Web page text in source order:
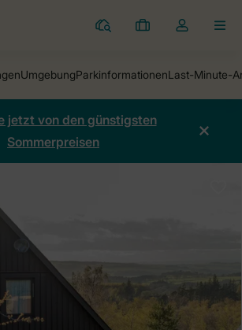
Ferienparks
Meine
Dropdown-
öffnen
jetzt von den günstigsten
Sommerpreisen